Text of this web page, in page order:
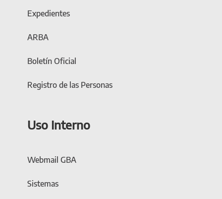
Expedientes
ARBA
Boletín Oficial
Registro de las Personas
Uso Interno
Webmail GBA
Sistemas